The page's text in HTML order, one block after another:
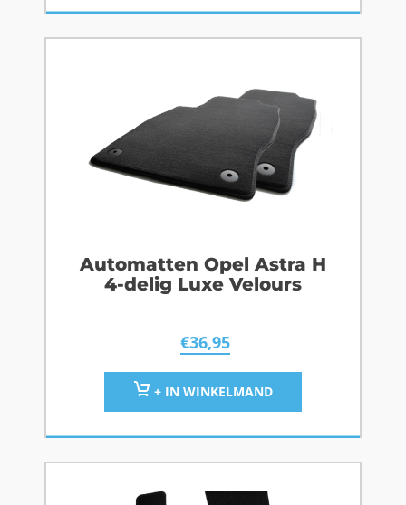
Automatten Opel Astra H
4-delig Luxe Velours
€36,95
+ IN WINKELMAND